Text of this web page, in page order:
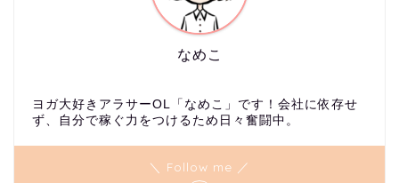
なめこ
ヨガ大好きアラサーOL「なめこ」です！会社に依存せ
ず、自分で稼ぐ力をつけるため日々奮闘中。
＼ Follow me ／